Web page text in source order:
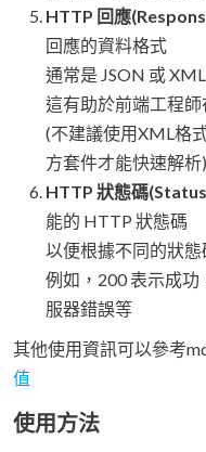
HTTP 回應
回應的資料格式
通常是 JSON 或 XML
這有助於前端工程
(不建議使用XML格
方套件才能快速解析)
HTTP 狀態碼
能的 HTTP 狀態碼
以便根據不同的狀態
例如，200 表示成功
服器錯誤等
其他使用資訊可以參考
值
使用方法